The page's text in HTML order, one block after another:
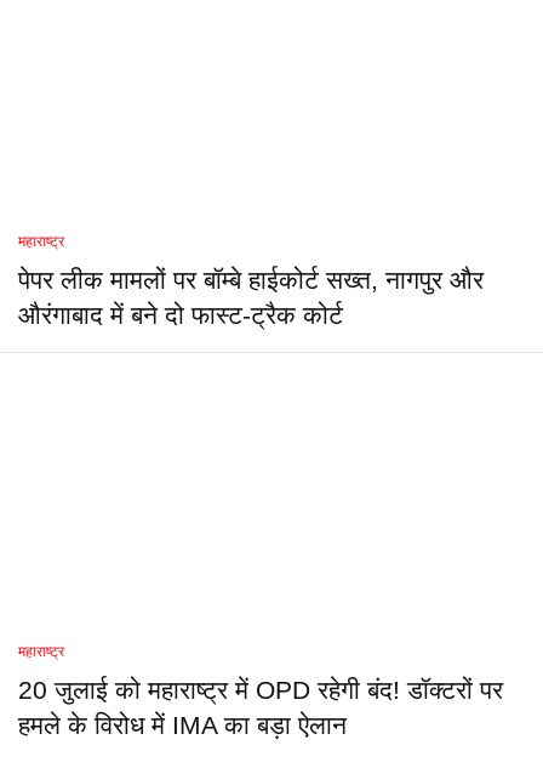
महाराष्ट्र
पेपर लीक मामलों पर बॉम्बे हाईकोर्ट सख्त, नागपुर और
औरंगाबाद में बने दो फास्ट-ट्रैक कोर्ट
महाराष्ट्र
20 जुलाई को महाराष्ट्र में OPD रहेगी बंद! डॉक्टरों पर
हमले के विरोध में IMA का बड़ा ऐलान